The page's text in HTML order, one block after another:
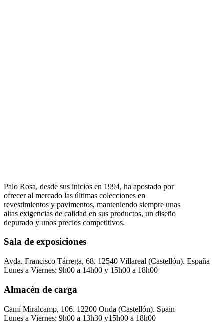
Palo Rosa, desde sus inicios en 1994, ha apostado por
ofrecer al mercado las últimas colecciones en
revestimientos y pavimentos, manteniendo siempre unas
altas exigencias de calidad en sus productos, un diseño
depurado y unos precios competitivos.
Sala de exposiciones
Avda. Francisco Tárrega, 68. 12540 Villareal (Castellón). España
Lunes a Viernes: 9h00 a 14h00 y 15h00 a 18h00
Almacén de carga
Camí Miralcamp, 106. 12200 Onda (Castellón). Spain
Lunes a Viernes: 9h00 a 13h30 y15h00 a 18h00